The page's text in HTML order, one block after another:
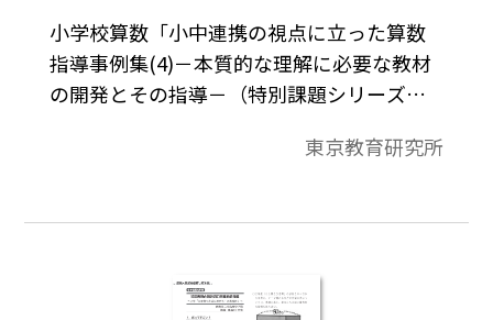
小学校算数「小中連携の視点に立った算数
指導事例集(4)－本質的な理解に必要な教材
の開発とその指導－（特別課題シリーズ
数量を□などの記号を用いて表現すること
□に当てはまる数を調べることができるよ
東京教育研究所